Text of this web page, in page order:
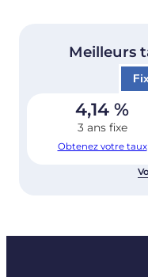
Meilleurs
4,14 %
3 ans fixe
Obtenez votre taux